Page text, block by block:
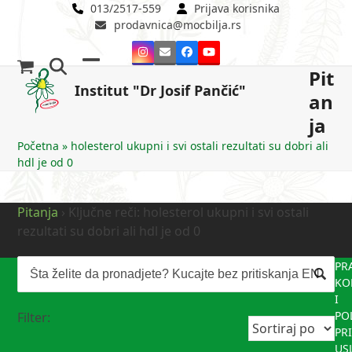
013/2517-559
Prijava korisnika
prodavnica@mocbilja.rs
Instagram
EmailFacebookYouTube
Institut "Dr Josif Pančić"
mobile
mobile
Pit
an
ja
Početna » holesterol ukupni i svi ostali rezultati su dobri ali
hdl je od 0
Pitanja › Ključne reči: holesterol ukupni i svi ostali
rezultati su dobri ali hdl je od 0
Filter:
I